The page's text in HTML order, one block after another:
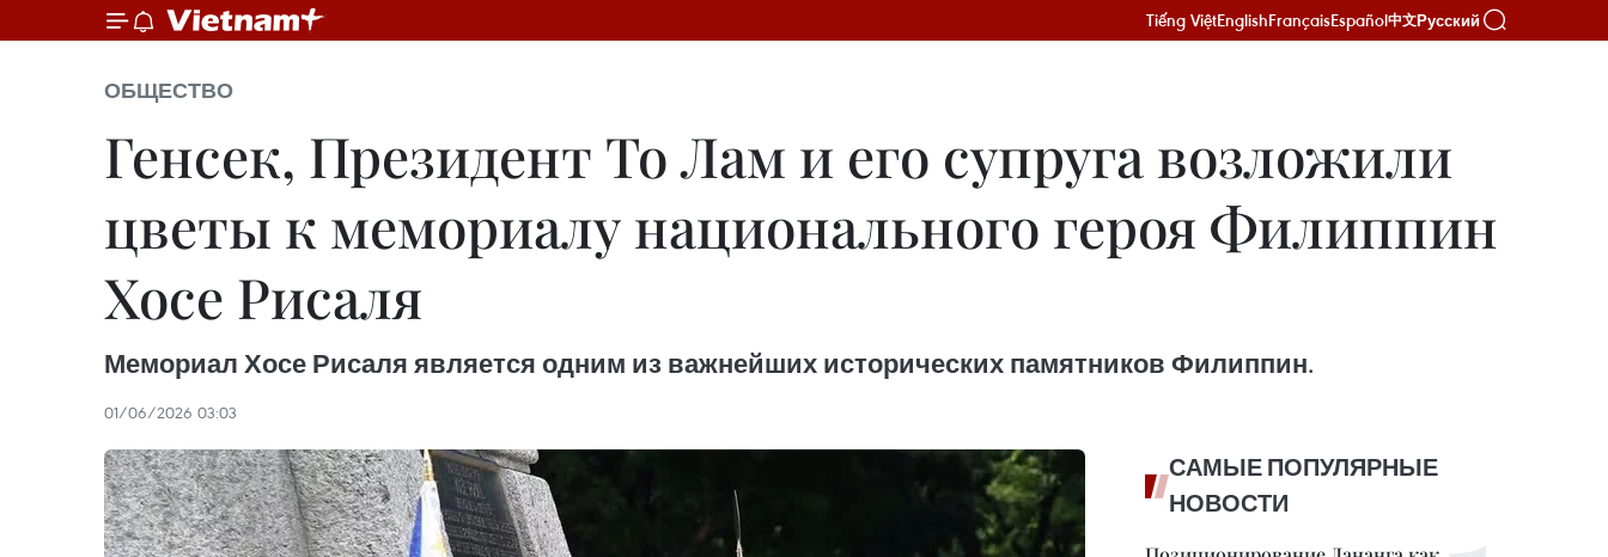
Tiếng ViệtEnglishFrançaisEspañol中文Русский
ОБЩЕСТВО
Генсек, Президент То Лам и его супруга возложили
цветы к мемориалу национального героя Филиппин
Хосе Рисаля
Мемориал Хосе Рисаля является одним из важнейших исторических памятников Филиппин.
01/06/2026 03:03
САМЫЕ ПОПУЛЯРНЫЕ
НОВОСТИ